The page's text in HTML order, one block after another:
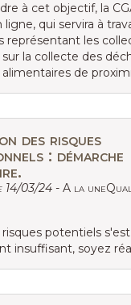
à cet objectif, la
qui servira à
représentant les
la collecte des
de
des risques
: démarche
14/03/24 - A la
risques potentiels
insuffisant, soyez